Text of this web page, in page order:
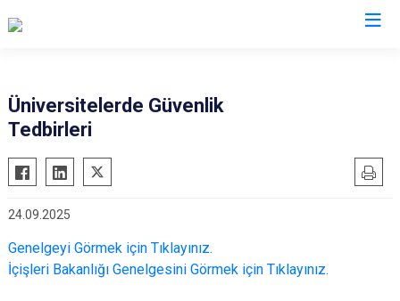
Üniversitelerde Güvenlik
Tedbirleri
24.09.2025
Genelgeyi Görmek için Tıklayınız.
İçişleri Bakanlığı Genelgesini Görmek için Tıklayınız.